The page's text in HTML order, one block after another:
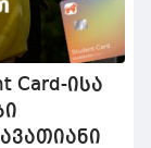
Card-ისა